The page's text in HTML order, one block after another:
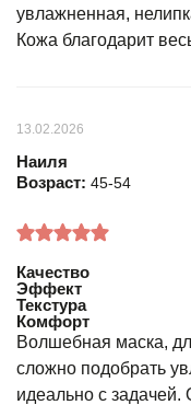
увлажненная,
Кожа благодарит
13.02.2026
Наиля
Возраст: 45-54
Качество
Эффект
Текстура
Комфорт
Волшебная маска,
сложно подобрать
идеально с задачей.